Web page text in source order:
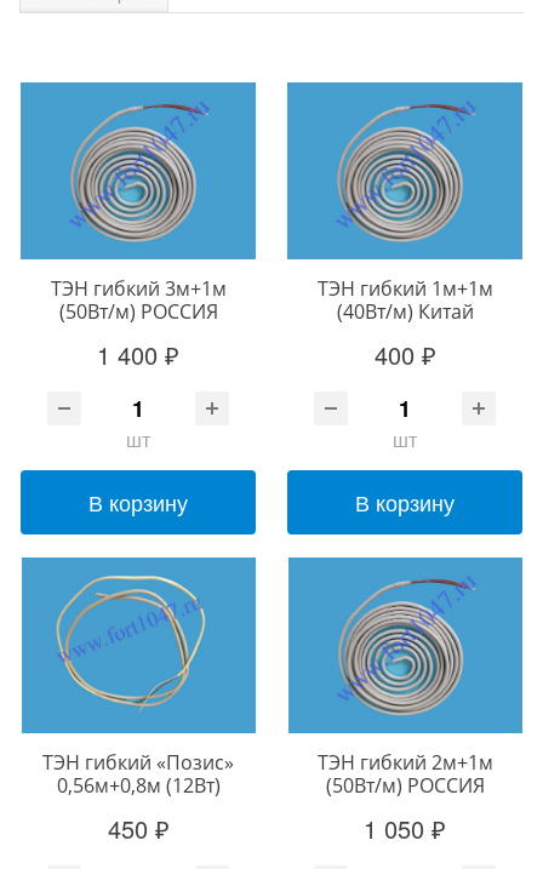
ТЭН гибкий 3м+1м
(50Вт/м) РОССИЯ
1 400 ₽
шт
В корзину
ТЭН гибкий 1м+1м
(40Вт/м) Китай
400 ₽
шт
В корзину
ТЭН гибкий «Позис»
0,56м+0,8м (12Вт)
450 ₽
ТЭН гибкий 2м+1м
(50Вт/м) РОССИЯ
1 050 ₽